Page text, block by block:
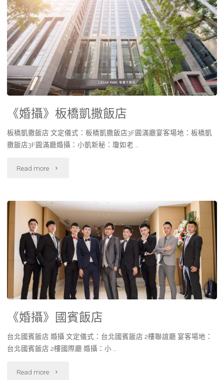
《婚攝》板橋凱撒飯店
板橋凱撒飯店 文定儀式：板橋凱撒飯店3F圓滿廳宴客場地：板橋凱
撒飯店3F圓滿廳婚攝：小凱新秘：瓊如老 …
Read more
《婚攝》國賓飯店
台北國賓飯店 婚攝 文定儀式：台北國賓飯店 2樓聯誼廳 宴客場地：
台北國賓飯店 2樓國際廳 婚攝：小 …
Read more